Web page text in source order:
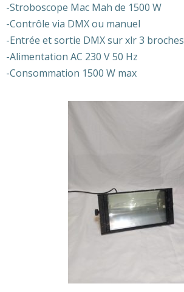
-Stroboscope Mac Mah de 1500 W
-Contrôle via DMX ou manuel
-Entrée et sortie DMX sur xlr 3 broches
-Alimentation AC 230 V 50 Hz
-Consommation 1500 W max